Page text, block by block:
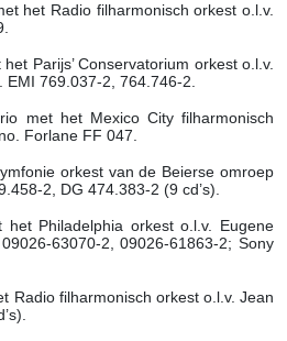
het Radio filharmonisch orkest o.l.v.
Parijs’ Conservatorium orkest o.l.v.
769.037-2, 764.746-2.
met het Mexico City filharmonisch
Forlane FF 047.
orkest van de Beierse omroep
2, DG 474.383-2 (9 cd’s).
het Philadelphia orkest o.l.v. Eugene
63070-2, 09026-61863-2; Sony
Radio filharmonisch orkest o.l.v. Jean